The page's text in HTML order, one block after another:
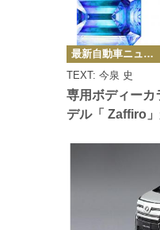
専用ボディー
デル「 Zaffiro
TEXT: 今泉 史
カ
テ
ゴ
リ
ー
最新自動車ニュース